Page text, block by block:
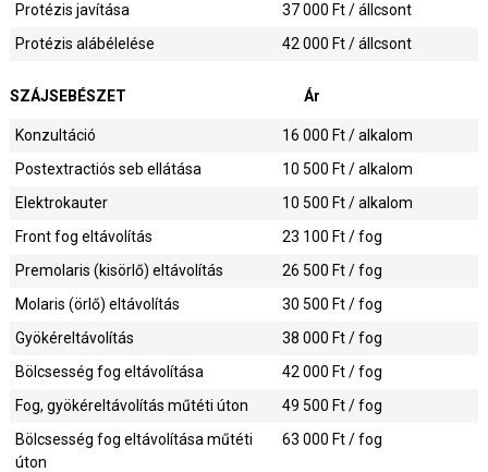
37 000 Ft / állcsont
Protézis javítása
42 000 Ft / állcsont
Protézis alábélelése
SZÁJSEBÉSZET Ár
16 000 Ft / alkalom
Konzultáció
10 500 Ft / alkalom
Postextractiós seb ellátása
10 500 Ft / alkalom
Elektrokauter
23 100 Ft / fog
Front fog eltávolítás
26 500 Ft / fog
Premolaris (kisörlő) eltávolítás
30 500 Ft / fog
Molaris (örlő) eltávolítás
38 000 Ft / fog
Gyökéreltávolítás
42 000 Ft / fog
Bölcsesség fog eltávolítása
49 500 Ft / fog
Fog, gyökéreltávolítás műtéti úton
63 000 Ft / fog
Bölcsesség fog eltávolítása műtéti
úton